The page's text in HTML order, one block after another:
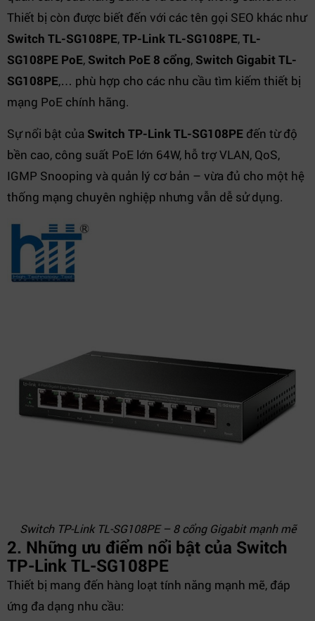
Thiết bị còn được biết đến với các tên gọi SEO khác như
Switch TL-SG108PE,TP-Link TL-SG108PE,TL-
SG108PE PoE, Switch PoE 8 cổng, Switch Gigabit TL-
SG108PE,… phù hợp cho các nhu cầu tìm kiếm thiết bị
mạng PoE chính hãng.
Sự nổi bật của Switch TP-Link TL-SG108PE đến từ độ
bền cao, công suất PoE lớn 64W, hỗ trợ VLAN, QoS,
IGMP Snooping và quản lý cơ bản – vừa đủ cho một hệ
thống mạng chuyên nghiệp nhưng vẫn dễ sử dụng.
Switch TP-Link TL-SG108PE – 8 cổng Gigabit mạnh mẽ
2. Những ưu điểm nổi bật của Switch
TP-Link TL-SG108PE
Thiết bị mang đến hàng loạt tính năng mạnh mẽ, đáp
ứng đa dạng nhu cầu: